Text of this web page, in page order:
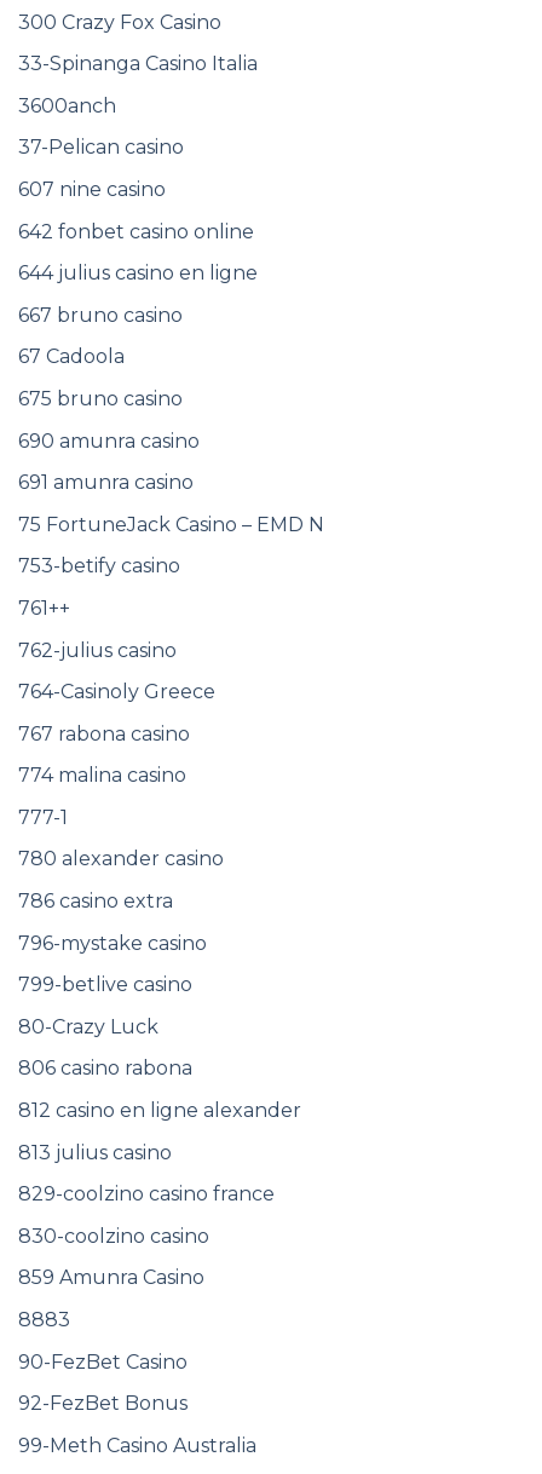
300 Crazy Fox Casino
33-Spinanga Casino Italia
3600anch
37-Pelican casino
607 nine casino
642 fonbet casino online
644 julius casino en ligne
667 bruno casino
67 Cadoola
675 bruno casino
690 amunra casino
691 amunra casino
75 FortuneJack Casino – EMD N
753-betify casino
761++
762-julius casino
764-Casinoly Greece
767 rabona casino
774 malina casino
777-1
780 alexander casino
786 casino extra
796-mystake casino
799-betlive casino
80-Crazy Luck
806 casino rabona
812 casino en ligne alexander
813 julius casino
829-coolzino casino france
830-coolzino casino
859 Amunra Casino
8883
90-FezBet Casino
92-FezBet Bonus
99-Meth Casino Australia